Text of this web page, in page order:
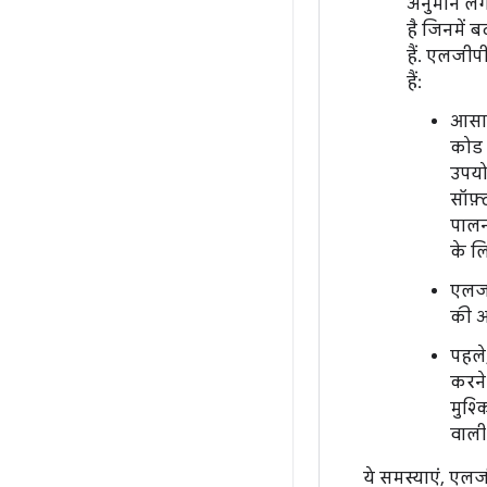
अनुमान
है जिनमें
हैं.
हैं:
कोड
के
की
करने
ये समस्याएं,